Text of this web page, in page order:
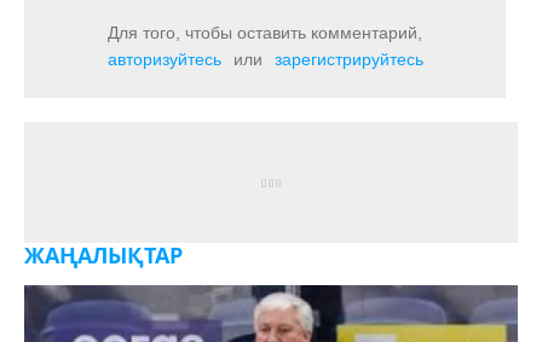
Для того, чтобы оставить комментарий,
авторизуйтесь
или зарегистрируйтесь
ЖАҢАЛЫҚТАР